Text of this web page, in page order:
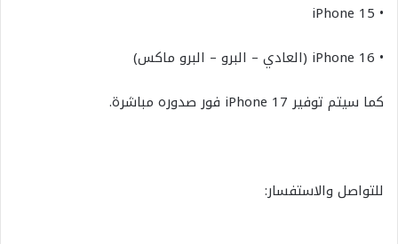
• iPhone 15
• iPhone 16 (العادي – البرو – البرو ماكس)
كما سيتم توفير iPhone 17 فور صدوره مباشرة.
للتواصل والاستفسار: